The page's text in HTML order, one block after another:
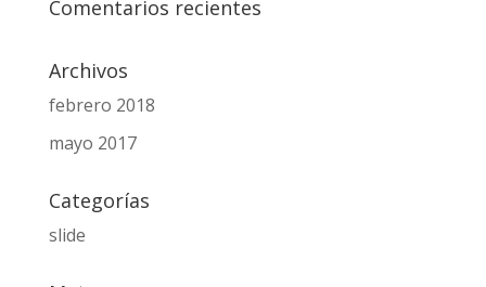
Comentarios recientes
Archivos
febrero 2018
mayo 2017
Categorías
slide